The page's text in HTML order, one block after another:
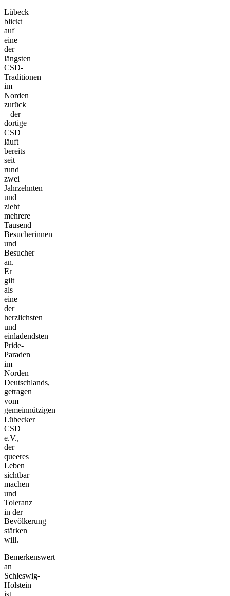
Lübeck
blickt
auf
eine
der
längsten
CSD-
Traditionen
im
Norden
zurück
– der
dortige
CSD
läuft
bereits
seit
rund
zwei
Jahrzehnten
und
zieht
mehrere
Tausend
Besucherinnen
und
Besucher
an.
Er
gilt
als
eine
der
herzlichsten
und
einladendsten
Pride-
Paraden
im
Norden
Deutschlands,
getragen
vom
gemeinnützigen
Lübecker
CSD
e.V.,
der
queeres
Leben
sichtbar
machen
und
Toleranz
in der
Bevölkerung
stärken
will.
Bemerkenswert
an
Schleswig-
Holstein
ist